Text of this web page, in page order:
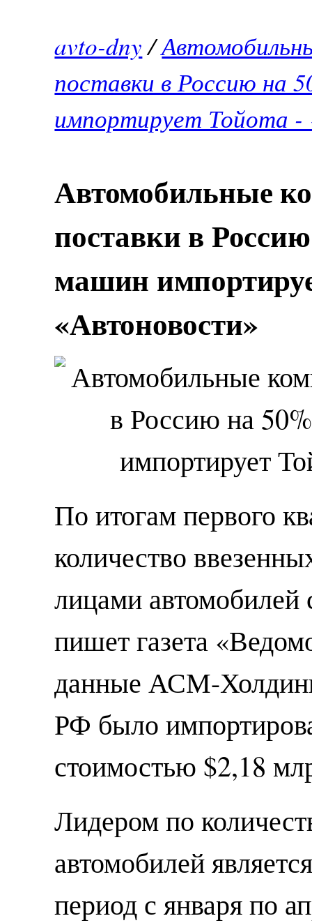
avto-dny/
поставки в Россию на
импортирует Тойота -
Автомобильные
поставки в
машин
«Автоновости»
По итогам первого
количество
лицами автомобилей
пишет газета
данные АСМ-
РФ было
стоимостью $2,18
Лидером по
автомобилей
период с января по